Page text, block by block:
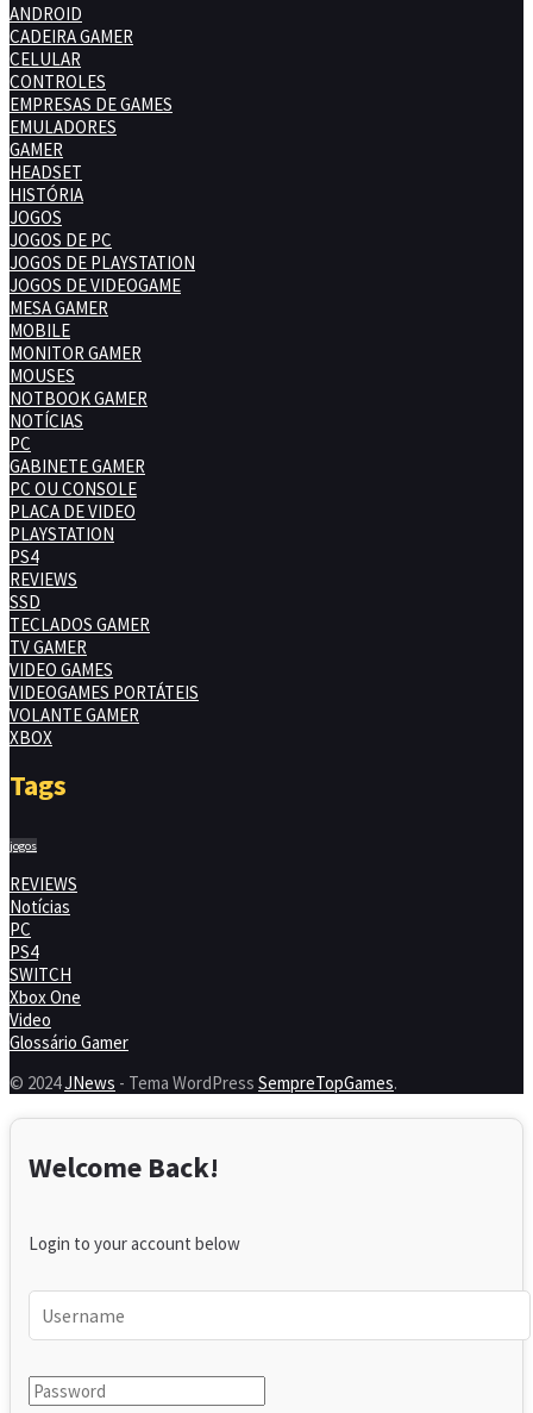
ANDROID
CADEIRA GAMER
CELULAR
CONTROLES
EMPRESAS DE GAMES
EMULADORES
GAMER
HEADSET
HISTÓRIA
JOGOS
JOGOS DE PC
JOGOS DE PLAYSTATION
JOGOS DE VIDEOGAME
MESA GAMER
MOBILE
MONITOR GAMER
MOUSES
NOTBOOK GAMER
NOTÍCIAS
PC
GABINETE GAMER
PC OU CONSOLE
PLACA DE VIDEO
PLAYSTATION
PS4
REVIEWS
SSD
TECLADOS GAMER
TV GAMER
VIDEO GAMES
VIDEOGAMES PORTÁTEIS
VOLANTE GAMER
XBOX
Tags
jogos
REVIEWS
Notícias
PC
PS4
SWITCH
Xbox One
Video
Glossário Gamer
© 2024JNews - Tema WordPress SempreTopGames.
Welcome Back!
Login to your account below